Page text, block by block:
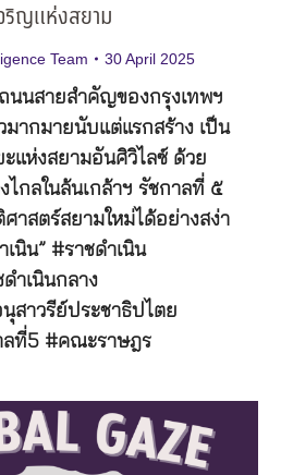
ริญแห่งสยาม
Team 30 April 2025
นนสายสำคัญของกรุงเทพฯ
มากมายนับแต่แรกสร้าง เป็น
แห่งสยามอันศิวิไลซ์ ด้วย
กลในล้นเกล้าฯ รัชกาลที่ ๕
าสตร์สยามใหม่ได้อย่างสง่า
นิน” #ราชดำเนิน
ำเนินกลาง
สาวรีย์ประชาธิปไตย
ลที่5 #คณะราษฎร